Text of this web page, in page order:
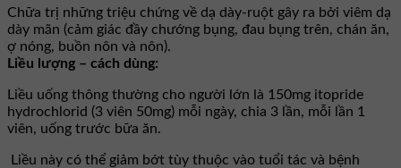
Chữa trị những triệu chứng về dạ dày-ruột gây ra bởi viêm dạ
dày mãn (cảm giác đầy chướng bụng, đau bụng trên, chán ăn,
ợ nóng, buồn nôn và nôn).
Liều lượng – cách dùng:
Liều uống thông thường cho người lớn là 150mg itopride
hydrochlorid (3 viên 50mg) mỗi ngày, chia 3 lần, mỗi lần 1
viên, uống trước bữa ăn.
Liều này có thể giảm bớt tùy thuộc vào tuổi tác và bệnh